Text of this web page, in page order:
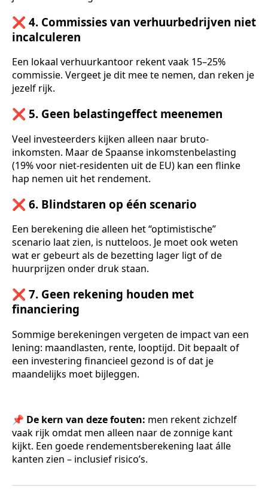
❌ 4. Commissies van verhuurbedrijven niet
incalculeren
Een lokaal verhuurkantoor rekent vaak 15–25%
commissie. Vergeet je dit mee te nemen, dan reken je
jezelf rijk.
❌ 5. Geen belastingeffect meenemen
Veel investeerders kijken alleen naar bruto-
inkomsten. Maar de Spaanse inkomstenbelasting
(19% voor niet-residenten uit de EU) kan een flinke
hap nemen uit het rendement.
❌ 6. Blindstaren op één scenario
Een berekening die alleen het “optimistische”
scenario laat zien, is nutteloos. Je moet ook weten
wat er gebeurt als de bezetting lager ligt of de
huurprijzen onder druk staan.
❌ 7. Geen rekening houden met
financiering
Sommige berekeningen vergeten de impact van een
lening: maandlasten, rente, looptijd. Dit bepaalt of
een investering financieel gezond is of dat je
maandelijks moet bijleggen.
📌 De kern van deze fouten: men rekent zichzelf
vaak rijk omdat men alleen naar de zonnige kant
kijkt. Een goede rendementsberekening laat álle
kanten zien – inclusief risico’s.